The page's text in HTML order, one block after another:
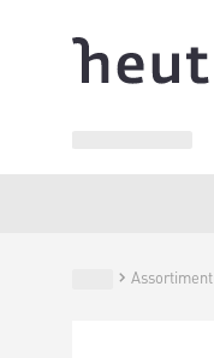
Assortiment